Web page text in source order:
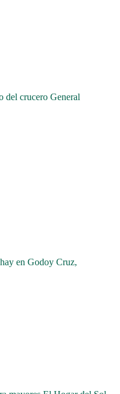
del crucero General
en Godoy Cruz,